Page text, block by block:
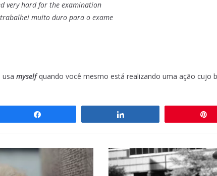
very hard for the examination
muito duro para o exame
usa myselfquando você mesmo está realizando uma ação cujo